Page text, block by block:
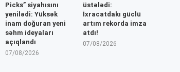
Picks” siyahısını
yenilədi: Yüksək
inam doğuran yeni
səhm ideyaları
açıqlandı
07/08/2026
üstələdi:
İxracatdakı güclü
artım rekorda imza
atdı!
07/08/2026